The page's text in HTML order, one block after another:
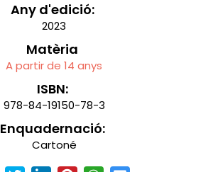
Any d'edició:
2023
Matèria
A partir de 14 anys
ISBN:
978-84-19150-78-3
Enquadernació:
Cartoné